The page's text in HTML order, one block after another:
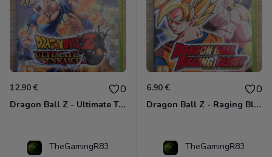
12.90 € 0
Dragon Ball Z - Ultimate Tenkaichi Xbox 360
6.90 € 0
Dragon Ball Z - Raging Blast Xbox 360
TheGamingR83 TheGamingR83